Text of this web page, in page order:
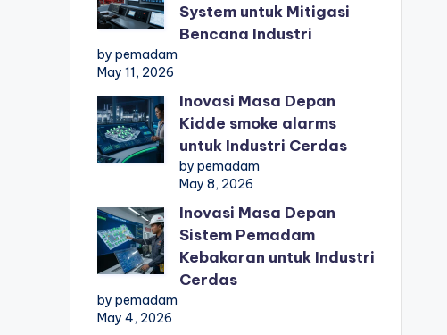
System untuk Mitigasi
Bencana Industri
by pemadam
May 11, 2026
Inovasi Masa Depan
Kidde smoke alarms
untuk Industri Cerdas
by pemadam
May 8, 2026
Inovasi Masa Depan
Sistem Pemadam
Kebakaran untuk Industri
Cerdas
by pemadam
May 4, 2026